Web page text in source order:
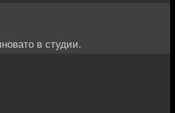
в студии.